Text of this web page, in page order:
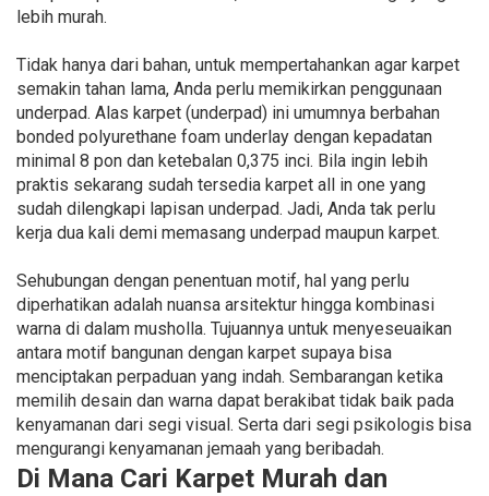
lebih murah.
Tidak hanya dari bahan, untuk mempertahankan agar karpet
semakin tahan lama, Anda perlu memikirkan penggunaan
underpad. Alas karpet (underpad) ini umumnya berbahan
bonded polyurethane foam underlay dengan kepadatan
minimal 8 pon dan ketebalan 0,375 inci. Bila ingin lebih
praktis sekarang sudah tersedia karpet all in one yang
sudah dilengkapi lapisan underpad. Jadi, Anda tak perlu
kerja dua kali demi memasang underpad maupun karpet.
Sehubungan dengan penentuan motif, hal yang perlu
diperhatikan adalah nuansa arsitektur hingga kombinasi
warna di dalam musholla. Tujuannya untuk menyeseuaikan
antara motif bangunan dengan karpet supaya bisa
menciptakan perpaduan yang indah. Sembarangan ketika
memilih desain dan warna dapat berakibat tidak baik pada
kenyamanan dari segi visual. Serta dari segi psikologis bisa
mengurangi kenyamanan jemaah yang beribadah.
Di Mana Cari Karpet Murah dan